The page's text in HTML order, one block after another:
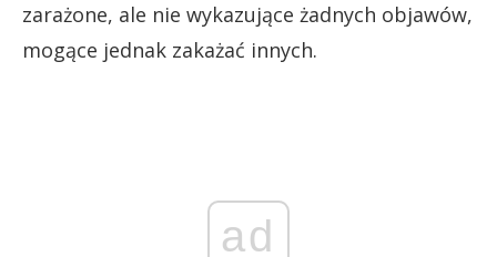
zarażone, ale nie wykazujące żadnych objawów,
mogące jednak zakażać innych.
ad